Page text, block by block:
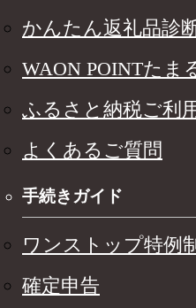
かんたん返礼品診
WAON POINTたま
ふるさと納税ご利
よくあるご質問
手続きガイド
ワンストップ特例
確定申告